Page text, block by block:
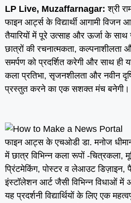
LP Live, Muzaffarnagar:श्री
फाइन आर्ट्स के विद्यार्थी आगामी विजन
तैयारियों में पूरे उत्साह और ऊर्जा के
छात्रों की रचनात्मकता,
समर्पण को प्रदर्शित करेगी और साथ ही यह
कला प्रतिभा, सृजनशीलता और नवीन
प्रस्तुत करने का एक सशक्त मंच बनेगी।
फाइन आट्स के एचओडी डा. मनोज धीमान
में छात्र विभिन्न कला रूपों -चित्रकला,
प्रिंटमेकिंग, पोस्टर व लेआउट
इंस्टॉलेशन आर्ट जैसी विभिन्न विधाओं में
यह प्रदर्शनी विद्यार्थियों के लिए एक